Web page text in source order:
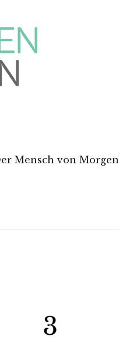
Mensch von Morgen